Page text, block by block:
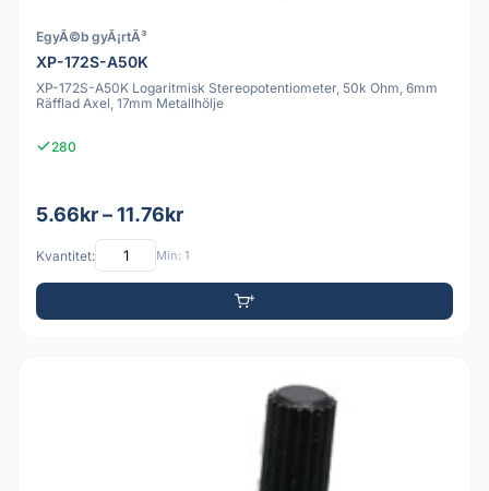
EgyÃ©b gyÃ¡rtÃ³
XP-172S-A50K
XP-172S-A50K Logaritmisk Stereopotentiometer, 50k Ohm, 6mm
Räfflad Axel, 17mm Metallhölje
280
5.66kr – 11.76kr
Kvantitet: Min: 1